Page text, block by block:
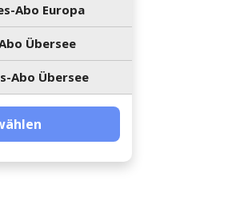
Abo Europa
Übersee
Abo Übersee